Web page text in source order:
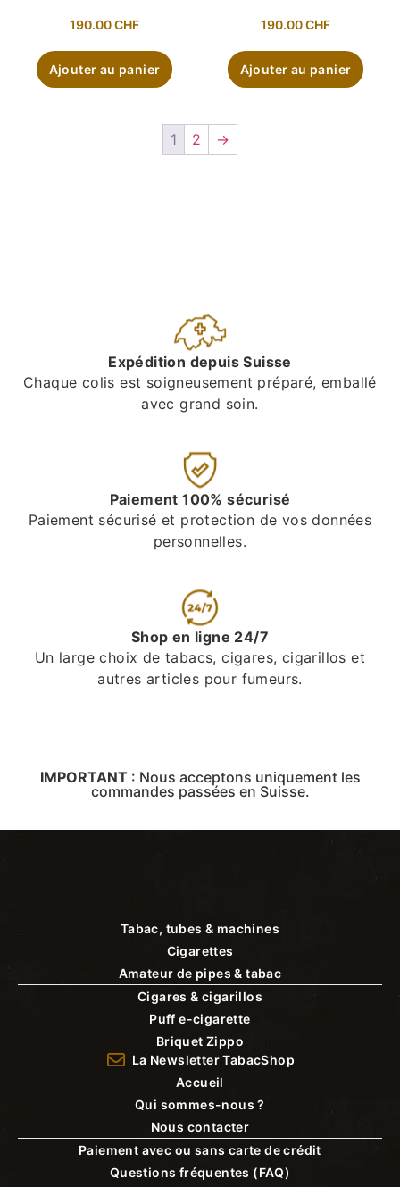
190.00CHF
Ajouter au panier
190.00CHF
Ajouter au panier
1 2 →
Expédition depuis Suisse
Chaque colis est soigneusement préparé, emballé
avec grand soin.
Paiement 100% sécurisé
Paiement sécurisé et protection de vos données
personnelles.
Shop en ligne 24/7
Un large choix de tabacs, cigares, cigarillos et
autres articles pour fumeurs.
IMPORTANT : Nous acceptons uniquement les
commandes passées en Suisse.
Tabac, tubes & machines
Cigarettes
Amateur de pipes & tabac
Cigares & cigarillos
Puff e-cigarette
Briquet Zippo
La Newsletter TabacShop
Accueil
Qui sommes-nous ?
Nous contacter
Paiement avec ou sans carte de crédit
Questions fréquentes (FAQ)